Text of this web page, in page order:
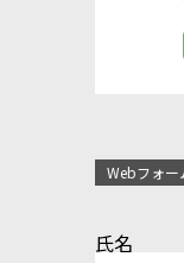
Webフォー
氏名